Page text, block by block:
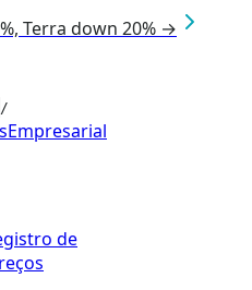
Terra down 20% →
/
Empresarial
de